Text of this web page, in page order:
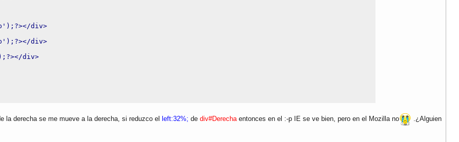
</div>
</div>
</div>
la derecha se me mueve a la derecha, si reduzco el left:32%; de div#Derechaentonces en el :-p IE se ve bien, pero en el Mozilla no
.¿Alguien